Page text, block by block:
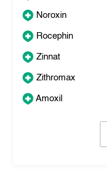
Noroxin
Rocephin
Zinnat
Zithromax
Amoxil